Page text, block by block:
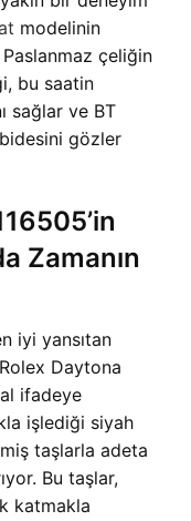
modelinin
çeliğin
bu saatin
sağlar ve BT
gözler
Zamanın
iyi yansıtan
Daytona
ifadeye
işlediği siyah
taşlarla adeta
Bu taşlar,
katmakla